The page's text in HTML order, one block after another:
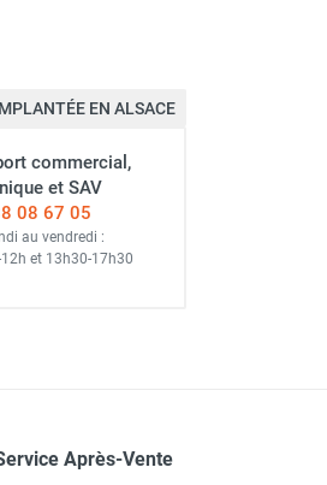
EN ALSACE
commercial,
et SAV
08 67 05
au vendredi :
et 13h30-17h30
Après-Vente